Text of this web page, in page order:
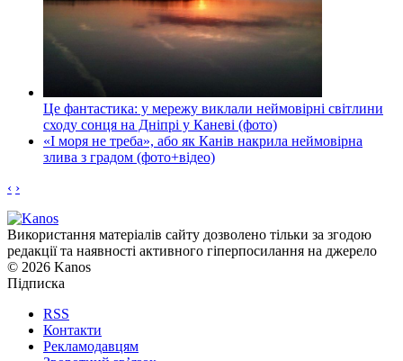
Це фантастика: у мережу виклали неймовірні світлини
сходу сонця на Дніпрі у Каневі (фото)
«І моря не треба», або як Канів накрила неймовірна
злива з градом (фото+відео)
‹ ›
Використання матеріалів сайту дозволено тільки за згодою
редакції та наявності активного гіперпосилання на джерело
© 2026 Kanos
Підписка
RSS
Контакти
Рекламодавцям